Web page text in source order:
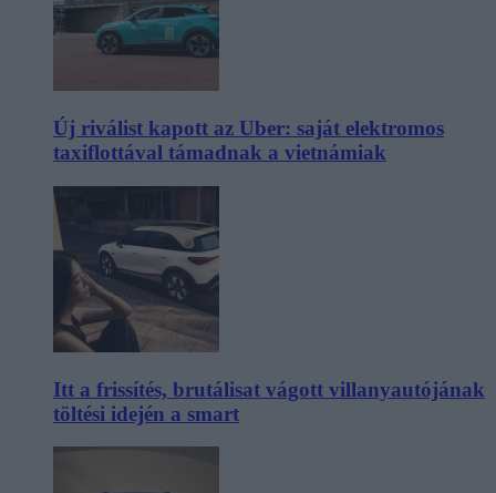
Új riválist kapott az Uber: saját elektromos
taxiflottával támadnak a vietnámiak
Itt a frissítés, brutálisat vágott villanyautójának
töltési idején a smart